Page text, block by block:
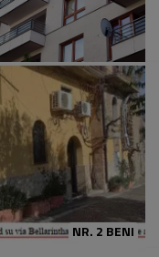
NR. 2 BENI